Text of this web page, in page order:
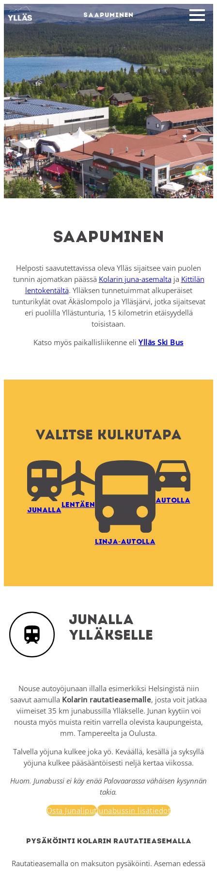
SAAPUMINEN
Saapuminen
Helposti saavutettavissa oleva Ylläs sijaitsee vain puolen
tunnin ajomatkan päässä Kolarin juna-asemalta ja Kittilän
lentokentältä. Ylläksen tunnetuimmat alkuperäiset
tunturikylät ovat Äkäslompolo ja Ylläsjärvi, jotka sijaitsevat
eri puolilla Yllästunturia, 15 kilometrin etäisyydellä
toisistaan.
Katso myös paikallisliikenne eliYlläs Ski Bus
Valitse kulkutapa
JUNALLA
LENTÄEN
LINJA-AUTOLLA
AUTOLLA
Junalla
Ylläkselle
Nouse autoyöjunaan illalla esimerkiksi Helsingistä niin
saavut aamulla Kolarin rautatieasemalle, josta voit jatkaa
viimeiset 35 km junabussilla Ylläkselle. Junan kyytiin voi
nousta myös muista reitin varrella olevista kaupungeista,
mm. Tampereelta ja Oulusta.
Talvella yöjuna kulkee joka yö. Keväällä, kesällä ja syksyllä
yöjuna kulkee pääsääntöisesti neljä kertaa viikossa.
Huom. Junabussi ei käy enää Palovaarassa vähäisen kysynnän
takia.
Osta JunaliputJunabussin lisätiedot
Pysäköinti Kolarin rautatieasemalla
Rautatieasemalla on maksuton pysäköinti. Aseman edessä